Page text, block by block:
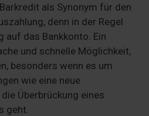
als Synonym für den
denn in der Regel
auf das Bankkonto. Ein
und schnelle Möglichkeit,
besonders wenn es um
wie eine neue
Überbrückung eines
geht.